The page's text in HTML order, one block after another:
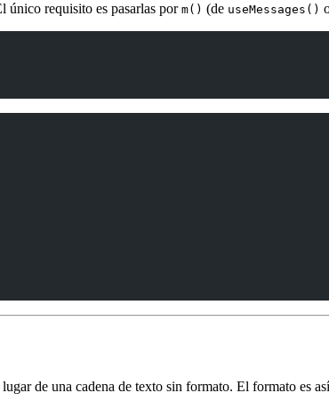
único requisito es pasarlas por m() (de useMessages()
de una cadena de texto sin formato. El formato es